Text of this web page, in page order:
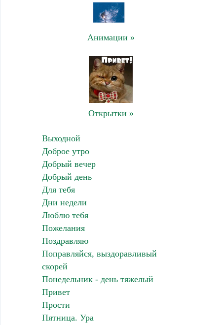
Анимации »
Открытки »
Выходной
Доброе утро
Добрый вечер
Добрый день
Для тебя
Дни недели
Люблю тебя
Пожелания
Поздравляю
Поправляйся, выздоравливый
скорей
Понедельник - день тяжелый
Привет
Прости
Пятница. Ура